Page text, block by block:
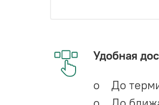
Удобная
o До